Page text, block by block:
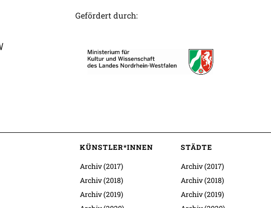
Gefördert durch:
KÜNSTLER*INNEN
Archiv (2017)
Archiv (2018)
Archiv (2019)
STÄDTE
Archiv (2017)
Archiv (2018)
Archiv (2019)